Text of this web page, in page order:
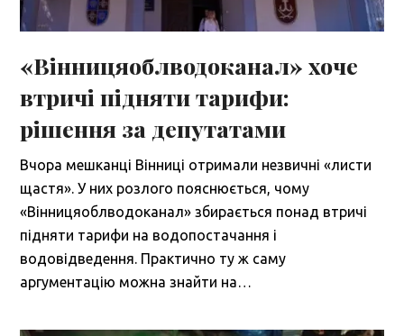
«Вінницяоблводоканал» хоче
втричі підняти тарифи:
рішення за депутатами
Вчора мешканці Вінниці отримали незвичні «листи
щастя». У них розлого пояснюється, чому
«Вінницяоблводоканал» збирається понад втричі
підняти тарифи на водопостачання і
водовідведення. Практично ту ж саму
аргументацію можна знайти на…